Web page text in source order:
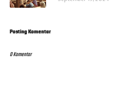
Posting Komentar
0 Komentar